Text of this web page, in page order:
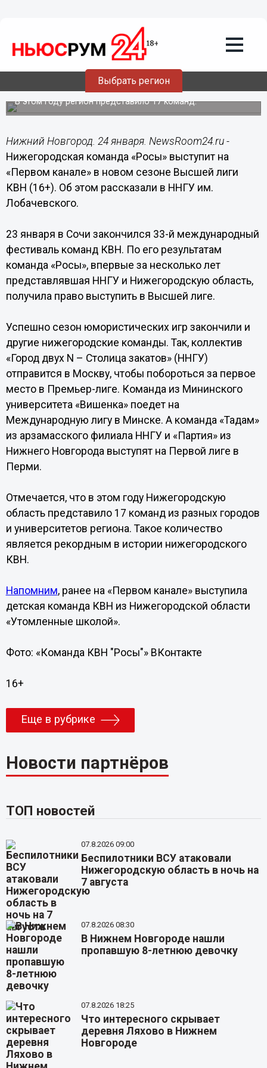
Выбрать регион
24.01.202215:19
Нижегородская команда КВН «Росы»
вернется на Первый канал
В этом году регион представило 17 команд.
Нижний Новгород. 24 января. NewsRoom24.ru -
Нижегородская команда «Росы» выступит на
«Первом канале» в новом сезоне Высшей лиги
КВН (16+). Об этом рассказали в ННГУ им.
Лобачевского.
23 января в Сочи закончился 33-й международный
фестиваль команд КВН. По его результатам
команда «Росы», впервые за несколько лет
представлявшая ННГУ и Нижегородскую область,
получила право выступить в Высшей лиге.
Успешно сезон юмористических игр закончили и
другие нижегородские команды. Так, коллектив
«Город двух N – Столица закатов» (ННГУ)
отправится в Москву, чтобы побороться за первое
место в Премьер-лиге. Команда из Мининского
университета «Вишенка» поедет на
Международную лигу в Минске. А команда «Тадам»
из арзамасского филиала ННГУ и «Партия» из
Нижнего Новгорода выступят на Первой лиге в
Перми.
Отмечается, что в этом году Нижегородскую
область представило 17 команд из разных городов
и университетов региона. Такое количество
является рекордным в истории нижегородского
КВН.
Напомним, ранее на «Первом канале» выступила
детская команда КВН из Нижегородской области
«Утомленные школой».
Фото: «Команда КВН "Росы"» ВКонтакте
16+
Еще в рубрике
Новости партнёров
ТОП новостей
07.8.2026 09:00
Беспилотники ВСУ атаковали
Нижегородскую область в ночь на
7 августа
07.8.2026 08:30
В Нижнем Новгороде нашли
пропавшую 8-летнюю девочку
07.8.2026 18:25
Что интересного скрывает
деревня Ляхово в Нижнем
Новгороде